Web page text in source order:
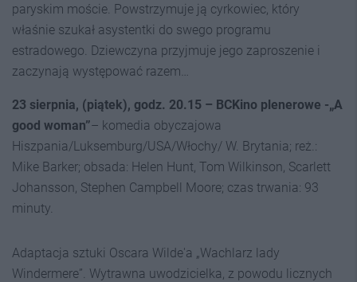
paryskim moście. Powstrzymuje ją cyrkowiec, który
właśnie szukał asystentki do swego programu
estradowego. Dziewczyna przyjmuje jego zaproszenie i
zaczynają występować razem…
23 sierpnia, (piątek), godz. 20.15 – BCKino plenerowe -„A
good woman”– komedia obyczajowa
Hiszpania/Luksemburg/USA/Włochy/ W. Brytania; reż.:
Mike Barker; obsada: Helen Hunt, Tom Wilkinson, Scarlett
Johansson, Stephen Campbell Moore; czas trwania: 93
minuty.
Adaptacja sztuki Oscara Wilde'a „Wachlarz lady
Windermere”. Wytrawna uwodzicielka, z powodu licznych